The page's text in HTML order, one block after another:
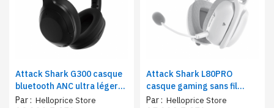
Attack Shark G300 casque
bluetooth ANC ultra léger
noir – reduction de bruit
Par : Helloprice Store
Attack Shark L80PRO
casque gaming sans fil
blanc – tri-mode, ultra
Par : Helloprice Store